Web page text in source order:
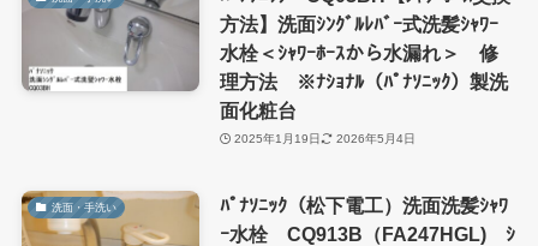
方法】洗面ｼﾝｸﾞﾙﾚﾊﾞｰ式洗髪ｼｬﾜｰ
水栓＜ｼｬﾜｰﾎｰｽから水漏れ＞ 修
理方法 ※ﾅｼｮﾅﾙ（ﾊﾟﾅｿﾆｯｸ）製洗
面化粧台
2025年1月19日 2026年5月4日
洗面・手洗い
ﾊﾟﾅｿﾆｯｸ（松下電工）洗面洗髪ｼｬﾜ
ｰ水栓 CQ913B（FA247HGL) ｼ